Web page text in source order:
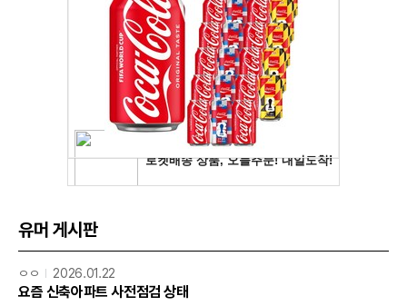
유머 게시판
ㅇㅇ 2026.01.22
요즘 신축아파트 사전점검 상태